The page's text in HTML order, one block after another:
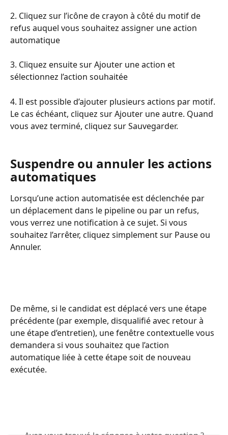
2. Cliquez sur l’icône de crayon à côté du motif de
refus auquel vous souhaitez assigner une action
automatique
3. Cliquez ensuite sur Ajouter une action et
sélectionnez l’action souhaitée
4. Il est possible d’ajouter plusieurs actions par motif.
Le cas échéant, cliquez sur Ajouter une autre. Quand
vous avez terminé, cliquez sur Sauvegarder.
Suspendre ou annuler les actions
automatiques
Lorsqu’une action automatisée est déclenchée par
un déplacement dans le pipeline ou par un refus,
vous verrez une notification à ce sujet. Si vous
souhaitez l’arrêter, cliquez simplement sur Pause ou
Annuler.
De même, si le candidat est déplacé vers une étape
précédente (par exemple, disqualifié avec retour à
une étape d’entretien), une fenêtre contextuelle vous
demandera si vous souhaitez que l’action
automatique liée à cette étape soit de nouveau
exécutée.